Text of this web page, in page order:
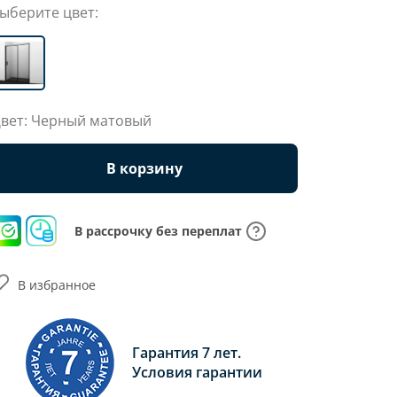
цвет:
Черный матовый
В корзину
В рассрочку без переплат
Гарантия 7 лет.
Условия гарантии
В избранное